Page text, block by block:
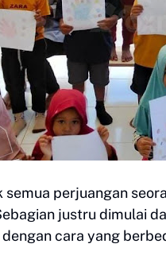
semua perjuangan
justru dimulai
cara yang